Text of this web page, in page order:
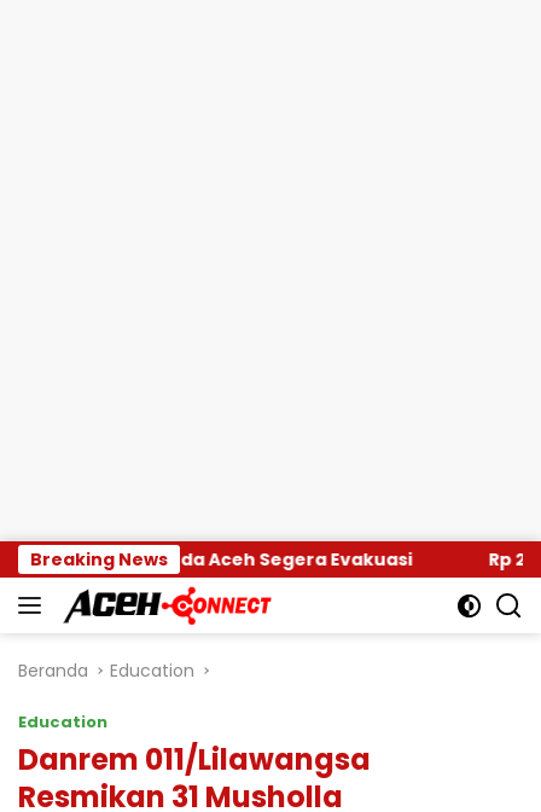
Langsung
ke
konten
Breaking News
Aceh Segera Evakuasi Rp 2,5 Triliun Dana
Beranda Education
Education
Danrem 011/Lilawangsa
Resmikan 31 Musholla